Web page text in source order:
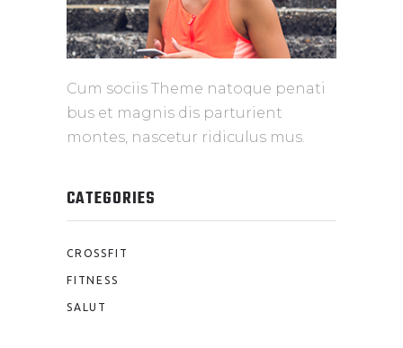
Cum sociis Theme natoque penati
bus et magnis dis parturient
montes, nascetur ridiculus mus.
CATEGORIES
CROSSFIT
FITNESS
SALUT